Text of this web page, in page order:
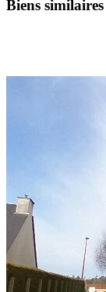
Biens similaires